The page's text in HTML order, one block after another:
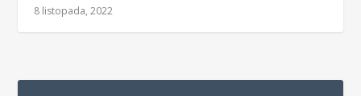
8 listopada, 2022